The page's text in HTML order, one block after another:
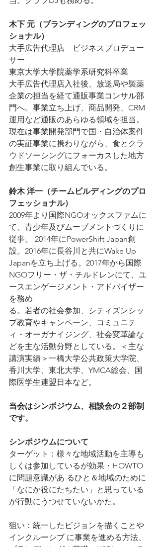
木下 元（ブランディングのプロフェッ
ショナル）
大手広告代理店　ビジネスプロデュー
サー
東京大学大学院薬学系研究科卒業
大手広告代理店入社後、放送局や製薬
企業の担当を経て通販事業コンサル部
門へ。事業立ち上げ、商品開発、CRM
運用など通販のあらゆる領域を担当。
現在は事業開発部門で国・自治体案件
の実証事業に携わりながら、食とクラ
ウドソーシングにフォーカスした地方
創生事業に取り組んでいる。
鈴木 洋一（チームビルディングのプロ
フェッショナル）
2009年より国際NGOオックスファムに
て、青少年及びムーブメントづくりに
従事。 2014年にPowerShift Japan創
設。2016年に長谷川と共にWake Up
Japanを立ち上げる。2017年から国際
NGOフリー・ザ・チルドレンにて、ユ
ースエンゲージメント・アドバイザー
を務め
る。若者の社会参加、シティズンシッ
プ教育やキャンペーン、コミュニテ
ィ・オーガナイジング、社会変革論な
どを主な活動分野としている。＜主な
講演実績＞一橋大学公共政策大学院、
香川大学、東北大学、YMCA総会、国
際医学生連盟日本など。
当会はシンポジウム、相談会の２部制
です。
シンポジウムについて
ターゲット：様々な地域活動を主導も
しくは参加しているが効果・HOWTO
に問題意識があ るひと＆地域のために
「なにか役にたちたい」と思っている
が行動にうつせていないかた。
狙い：統一したビジョンを描くことや
インクルーシブ に事業を進める方法、